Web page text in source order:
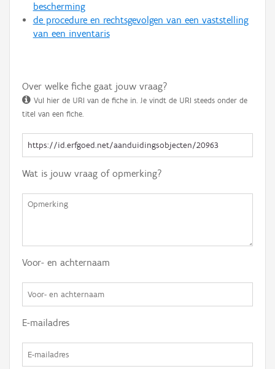
bescherming
de procedure en rechtsgevolgen van een vaststelling
van een inventaris
Over welke fiche gaat jouw vraag?
Vul hier de URI van de fiche in. Je vindt de URI steeds onder de
titel van een fiche.
Wat is jouw vraag of opmerking?
Voor- en achternaam
E-mailadres